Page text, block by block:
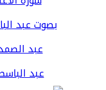
عبد